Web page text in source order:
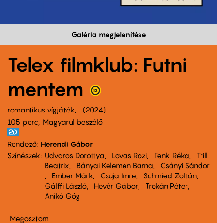
Galéria megjelenítése
Telex filmklub: Futni
mentem
romantikus vígjáték
2024
105 perc,
Magyarul beszélő
Rendező Herendi Gábor
Színészek
Udvaros Dorottya Lovas Rozi Tenki Réka
Trill
Beatrix
Bányai Kelemen Barna
Csányi Sándor
Ember Márk
Csuja Imre
Schmied Zoltán
Gálffi László
Hevér Gábor
Trokán Péter
Anikó Góg
Megosztom